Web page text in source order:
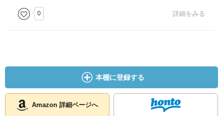
0 詳細をみる
本棚に登録する
Amazon 詳細ページへ